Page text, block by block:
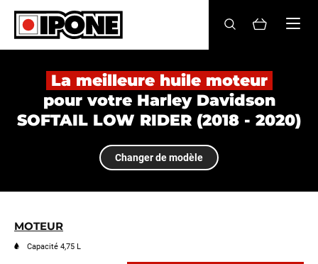
Ipone
HUILES MOTEUR
ENTRETIEN
MAINTENANCE
Revendeurs
La meilleure huile moteur
pour votre Harley Davidson
SOFTAIL LOW RIDER (2018 - 2020)
Changer de modèle
MOTEUR
Capacité 4,75 L